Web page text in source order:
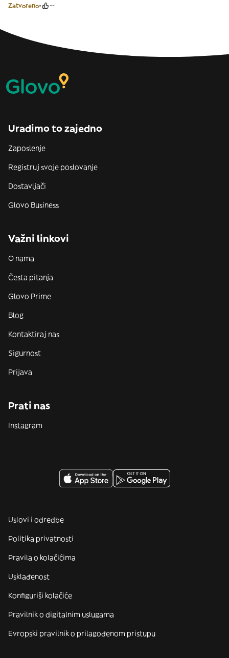
Zatvoreno --
Uradimo to zajedno
Zaposlenje
Registruj svoje poslovanje
Dostavljači
Glovo Business
Važni linkovi
O nama
Česta pitanja
Glovo Prime
Blog
Kontaktiraj nas
Sigurnost
Prijava
Prati nas
Instagram
Uslovi i odredbe
Politika privatnosti
Pravila o kolačićima
Usklađenost
Konfiguriši kolačiće
Pravilnik o digitalnim uslugama
Evropski pravilnik o prilagođenom pristupu